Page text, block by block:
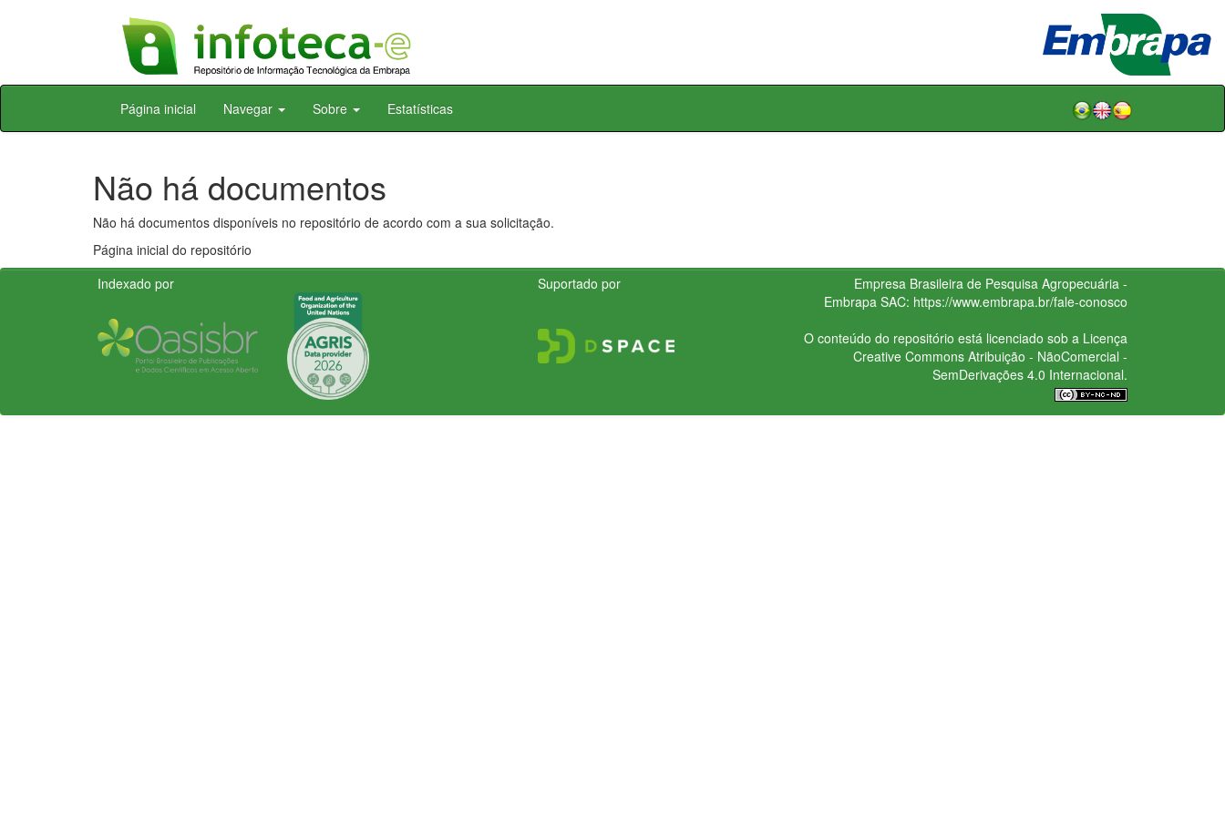
Skip
Página inicial Navegar Sobre Estatísticas
Não há documentos
Não há documentos disponíveis no repositório de acordo com a sua solicitação.
Página inicial do repositório
Indexado por
Suportado por
Empresa Brasileira de Pesquisa Agropecuária -
Embrapa SAC: https://www.embrapa.br/fale-conosco
O conteúdo do repositório está licenciado sob a Licença
Creative CommonsAtribuição - NãoComercial -
SemDerivações 4.0 Internacional.